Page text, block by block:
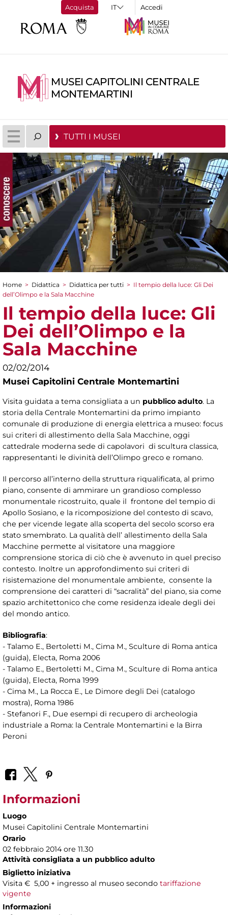
Acquista Accedi
MUSEI CAPITOLINI CENTRALE
MONTEMARTINI
TUTTI I MUSEI
Tu sei qui
Home > Didattica > Didattica per tutti > Il tempio della luce: Gli Dei
dell’Olimpo e la Sala Macchine
Il tempio della luce: Gli
Dei dell’Olimpo e la
Sala Macchine
02/02/2014
Musei Capitolini Centrale Montemartini
Visita guidata a tema consigliata a un pubblico adulto. La
storia della Centrale Montemartini da primo impianto
comunale di produzione di energia elettrica a museo: focus
sui criteri di allestimento della Sala Macchine, oggi
cattedrale moderna sede di capolavori di scultura classica,
rappresentanti le divinità dell’Olimpo greco e romano.
Il percorso all’interno della struttura riqualificata, al primo
piano, consente di ammirare un grandioso complesso
monumentale ricostruito, quale il frontone del tempio di
Apollo Sosiano, e la ricomposizione del contesto di scavo,
che per vicende legate alla scoperta del secolo scorso era
stato smembrato. La qualità dell’ allestimento della Sala
Macchine permette al visitatore una maggiore
comprensione storica di ciò che è avvenuto in quel preciso
contesto. Inoltre un approfondimento sui criteri di
risistemazione del monumentale ambiente, consente la
comprensione dei caratteri di “sacralità” del piano, sia come
spazio architettonico che come residenza ideale degli dei
del mondo antico.
Bibliografia:
- Talamo E., Bertoletti M., Cima M., Sculture di Roma antica
(guida), Electa, Roma 2006
- Talamo E., Bertoletti M., Cima M., Sculture di Roma antica
(guida), Electa, Roma 1999
- Cima M., La Rocca E., Le Dimore degli Dei (catalogo
mostra), Roma 1986
- Stefanori F., Due esempi di recupero di archeologia
industriale a Roma: la Centrale Montemartini e la Birra
Peroni
Informazioni
Luogo
Musei Capitolini Centrale Montemartini
Orario
02 febbraio 2014 ore 11.30
Attività consigliata a un pubblico adulto
Biglietto iniziativa
Visita € 5,00 + ingresso al museo secondo tariffazione
vigente
Informazioni